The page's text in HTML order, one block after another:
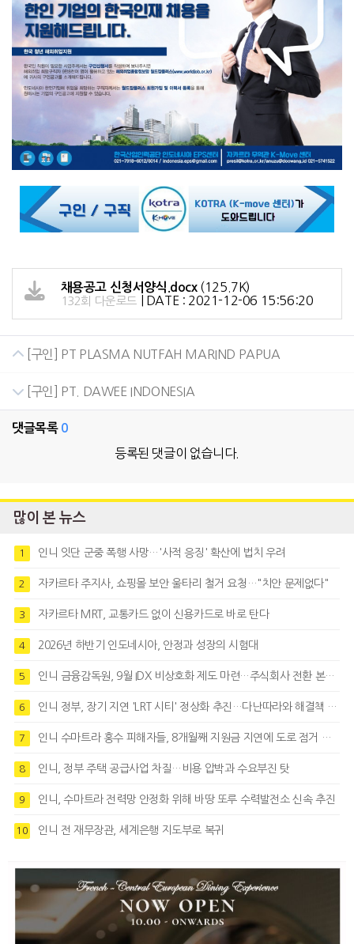
채용공고 신청서양식.docx(125.7K)
132회 다운로드 DATE : 2021-12-06 15:56:20
[구인] PT PLASMA NUTFAH MARIND PAPUA
[구인] PT. DAWEE INDONESIA
댓글목록 0
등록된 댓글이 없습니다.
많이 본 뉴스
1 인니 잇단 군중 폭행 사망…'사적 응징' 확산에 법치 우려
2 자카르타 주지사, 쇼핑몰 보안 울타리 철거 요청…"치안 문제없다"
3 자카르타 MRT, 교통카드 없이 신용카드로 바로 탄다
4 2026년 하반기 인도네시아, 안정과 성장의 시험대
5 인니 금융감독원, 9월 IDX 비상호화 제도 마련…주식회사 전환 본격화
6 인니 정부, 장기 지연 'LRT 시티' 정상화 추진…다난따라와 해결책 모색
7 인니 수마트라 홍수 피해자들, 8개월째 지원금 지연에 도로 점거 시위
8 인니, 정부 주택 공급사업 차질…비용 압박과 수요부진 탓
9 인니, 수마트라 전력망 안정화 위해 바땅 또루 수력발전소 신속 추진
10 인니 전 재무장관, 세계은행 지도부로 복귀